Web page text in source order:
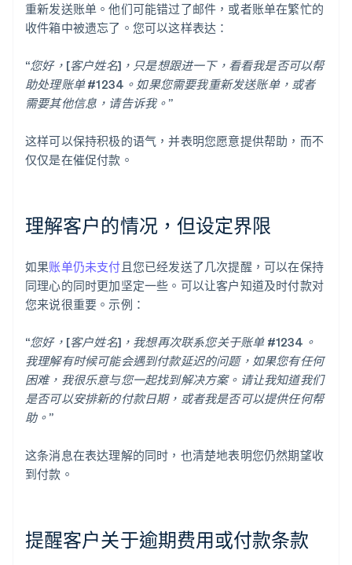
重新发送账单。他们可能错过了邮件，或者账单在繁忙的
收件箱中被遗忘了。您可以这样表达：
“您好，[客户姓名]，只是想跟进一下，看看我是否可以帮
助处理账单 #1234。如果您需要我重新发送账单，或者
需要其他信息，请告诉我。”
这样可以保持积极的语气，并表明您愿意提供帮助，而不
仅仅是在催促付款。
理解客户的情况，但设定界限
如果账单仍未支付 且您已经发送了几次提醒，可以在保持
同理心的同时更加坚定一些。可以让客户知道及时付款对
您来说很重要。示例：
“您好，[客户姓名]，我想再次联系您关于账单 #1234。
我理解有时候可能会遇到付款延迟的问题，如果您有任何
困难，我很乐意与您一起找到解决方案。请让我知道我们
是否可以安排新的付款日期，或者我是否可以提供任何帮
助。”
这条消息在表达理解的同时，也清楚地表明您仍然期望收
到付款。
提醒客户关于逾期费用或付款条款